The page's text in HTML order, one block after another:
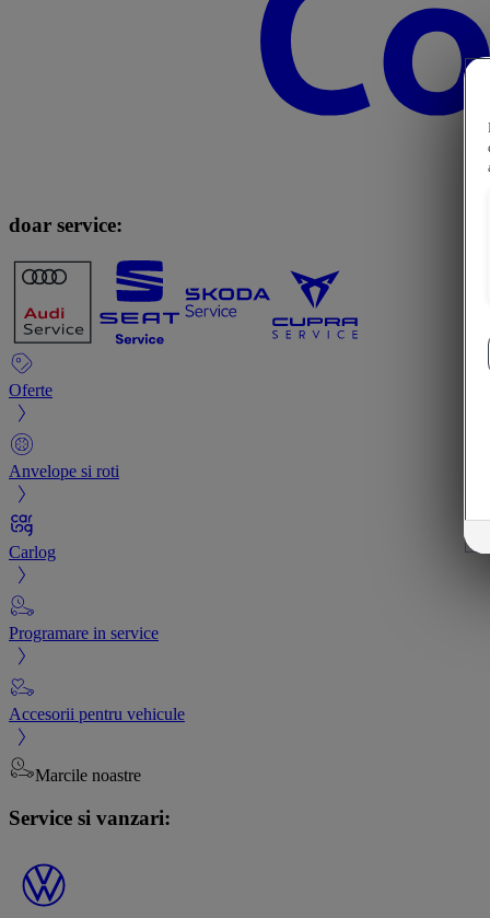
doar service:
Oferte
Anvelope si roti
Carlog
Programare in service
Accesorii pentru vehicule
Marcile noastre
Service si vanzari: